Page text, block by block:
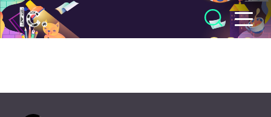
Illustratörcentrum